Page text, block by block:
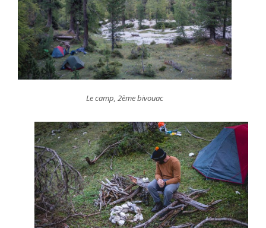
Le camp, 2ème bivouac